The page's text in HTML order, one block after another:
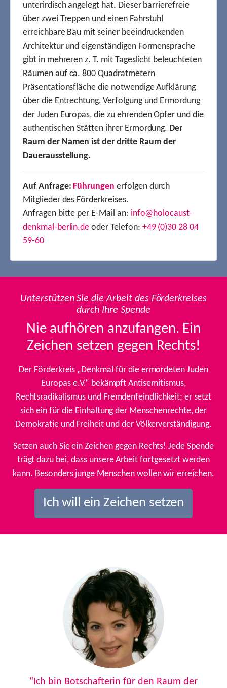
unterirdisch angelegt hat. Dieser barrierefreie
über zwei Treppen und einen Fahrstuhl
erreichbare Bau mit seiner beeindruckenden
Architektur und eigenständigen Formensprache
gibt in mehreren z. T. mit Tageslicht beleuchteten
Räumen auf ca. 800 Quadratmetern
Präsentationsfläche die notwendige Aufklärung
über die Entrechtung, Verfolgung und Ermordung
der Juden Europas, die zu ehrenden Opfer und die
authentischen Stätten ihrer Ermordung. Der
Raum der Namen ist der dritte Raum der
Dauerausstellung.
Auf Anfrage: Führungen erfolgen durch
Mitglieder des Förderkreises.
Anfragen bitte per E-Mail an: info@holocaust-
denkmal-berlin.de oder Telefon: +49 (0)30 28 04
59-60
Unterstützen Sie die Arbeit des Förderkreises
durch Ihre Spende
Nie aufhören anzufangen. Ein
Zeichen setzen gegen Rechts!
Der Förderkreis „Denkmal für die ermordeten Juden
Europas e.V.“ bekämpft Antisemitismus,
Rechtsradikalismus und Fremdenfeindlichkeit; er setzt
sich ein für die Einhaltung der Menschenrechte, der
Demokratie und Freiheit und der Völkerverständigung.
Setzen auch Sie ein Zeichen gegen Rechts! Jede Spende
trägt dazu bei, dass unsere Arbeit fortgesetzt werden
kann. Besonders junge Menschen wollen wir erreichen.
Ich will ein Zeichen setzen
“Ich bin Botschafterin für den Raum der